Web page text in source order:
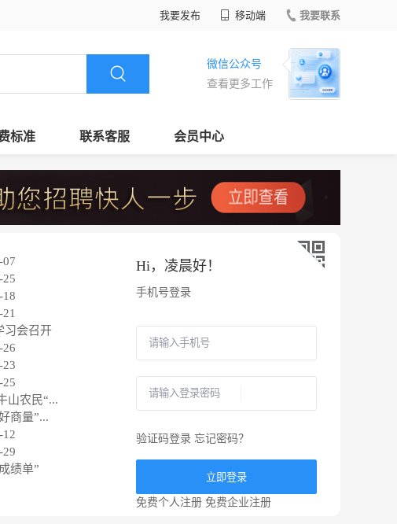
我要发布 移动端 我要联系
微信公众号
查看更多工作
标准 联系客服 会员中心
07
25
18
习会召开
26
23
25
山农民“...
商量”...
12
29
绩单”
Hi， 凌晨好！
手机号登录
验证码登录 忘记密码？
立即登录
免费个人注册 免费企业注册